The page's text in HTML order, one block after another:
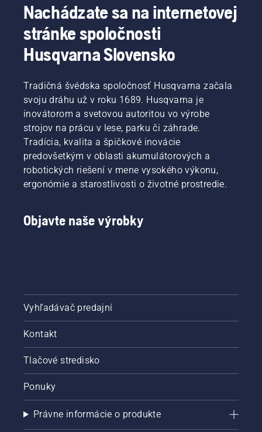
Nachádzate sa na internetovej
stránke spoločnosti
Husqvarna Slovensko
Tradičná švédska spoločnosť Husqvarna začala
svoju dráhu už v roku 1689. Husqvarna je
inovátorom a svetovou autoritou vo výrobe
strojov na prácu v lese, parku či záhrade.
Tradícia, kvalita a špičkové inovácie
predovšetkým v oblasti akumulátorových a
robotických riešení v mene vysokého výkonu,
ergonómie a starostlivosti o životné prostredie.
Objavte naše výrobky
Vyhľadávač predajní
Kontakt
Tlačové stredisko
Ponuky
Právne informácie o produkte